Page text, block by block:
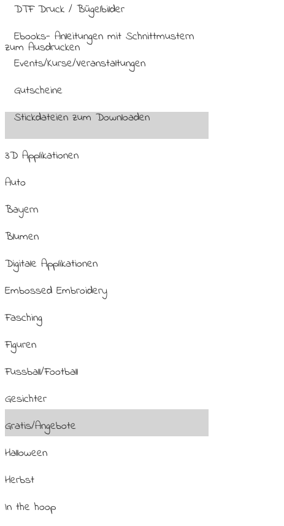
DTF Druck / Bügelbilder
Ebooks- Anleitungen mit Schnittmustern
zum Ausdrucken
Events/Kurse/Veranstaltungen
Gutscheine
Stickdateien zum Downloaden
3D Applikationen
Auto
Bayern
Blumen
Digitale Applikationen
Embossed Embroidery
Fasching
Figuren
Fussball/Football
Gesichter
Gratis/Angebote
Halloween
Herbst
In the hoop